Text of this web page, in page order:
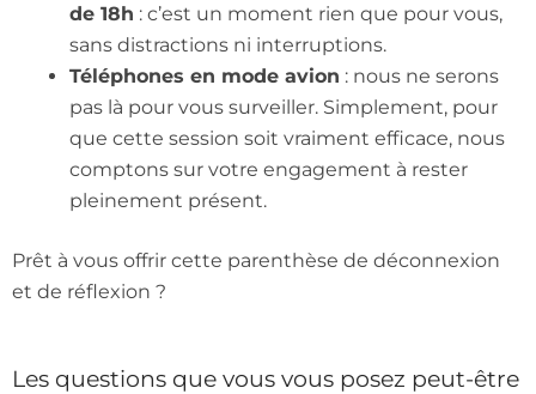
de 18h : c’est un moment rien que pour vous,
sans distractions ni interruptions.
Téléphones en mode avion : nous ne serons
pas là pour vous surveiller. Simplement, pour
que cette session soit vraiment efficace, nous
comptons sur votre engagement à rester
pleinement présent.
Prêt à vous offrir cette parenthèse de déconnexion
et de réflexion ?
Les questions que vous vous posez peut-être